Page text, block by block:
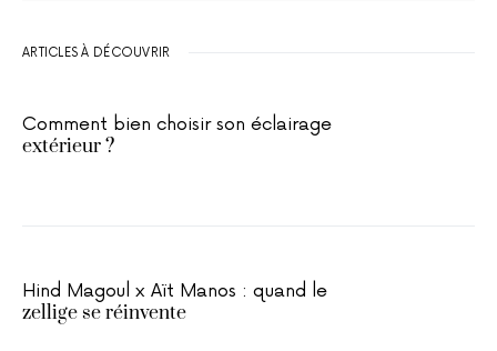
ARTICLES À DÉCOUVRIR
Comment bien choisir son éclairage
extérieur ?
Hind Magoul x Aït Manos : quand le
zellige se réinvente